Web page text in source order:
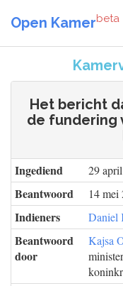
Open Kamerbeta
Het bericht
de fundering
Ingediend 29
Beantwoord 14 mei
Indieners Daniel
Beantwoord
door
Kajsa